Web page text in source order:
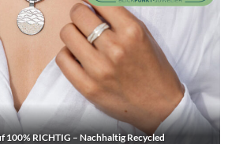
100% RICHTIG – Nachhaltig Recycled